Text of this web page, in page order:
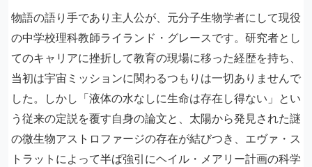
物語の語り手であり主人公が、元分子生物学者にして現役
の中学校理科教師ライランド・グレースです。研究者とし
てのキャリアに挫折して教育の現場に移った経歴を持ち、
当初は宇宙ミッションに関わるつもりは一切ありませんで
した。しかし「液体の水なしに生命は存在し得ない」とい
う従来の定説を覆す自身の論文と、太陽から発見された謎
の微生物アストロファージの存在が結びつき、エヴァ・ス
トラットによって半ば強引にヘイル・メアリー計画の科学